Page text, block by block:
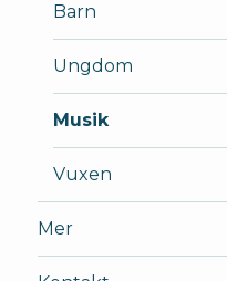
Barn
Ungdom
Musik
Vuxen
Mer